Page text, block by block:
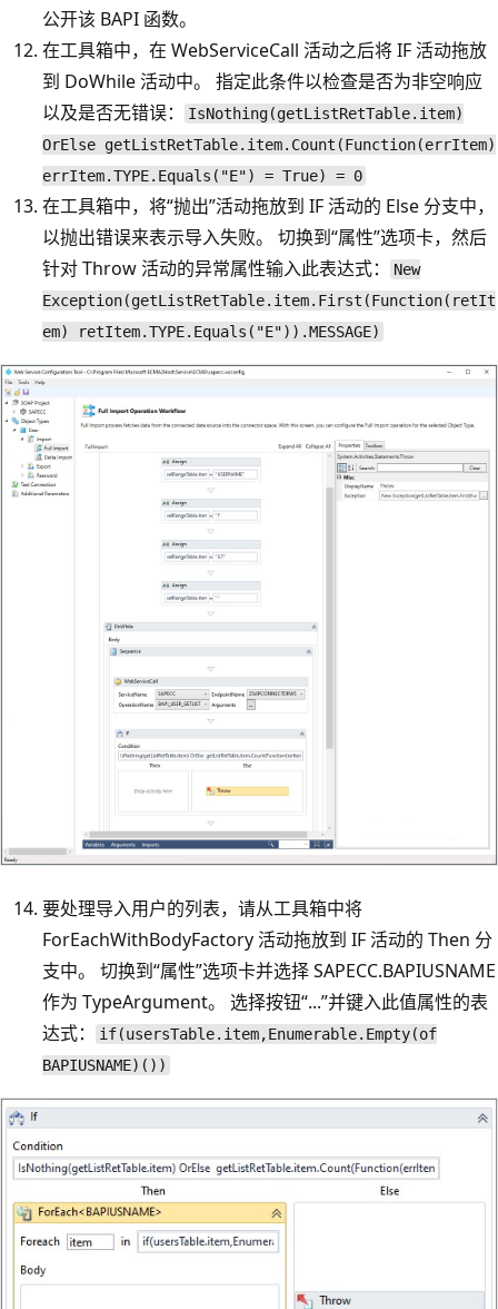
公开该 BAPI 函数。
在工具箱中，在 WebServiceCall 活动之后将 IF 活动拖放
到 DoWhile 活动中。 指定此条件以检查是否为非空响应
以及是否无错误：
IsNothing(getListRetTable.item)
OrElse getListRetTable.item.Count(Function(errItem)
errItem.TYPE.Equals("E") = True) = 0
在工具箱中，将“抛出”活动拖放到 IF 活动的 Else 分支中，
以抛出错误来表示导入失败。 切换到“属性”选项卡，然后
针对 Throw 活动的异常属性输入此表达式：
New
Exception(getListRetTable.item.First(Function(retIt
em) retItem.TYPE.Equals("E")).MESSAGE)
要处理导入用户的列表，请从工具箱中将
ForEachWithBodyFactory 活动拖放到 IF 活动的 Then 分
支中。 切换到“属性”选项卡并选择 SAPECC.BAPIUSNAME
作为 TypeArgument。 选择按钮“...”并键入此值属性的表
达式：
if(usersTable.item,Enumerable.Empty(of
BAPIUSNAME)())